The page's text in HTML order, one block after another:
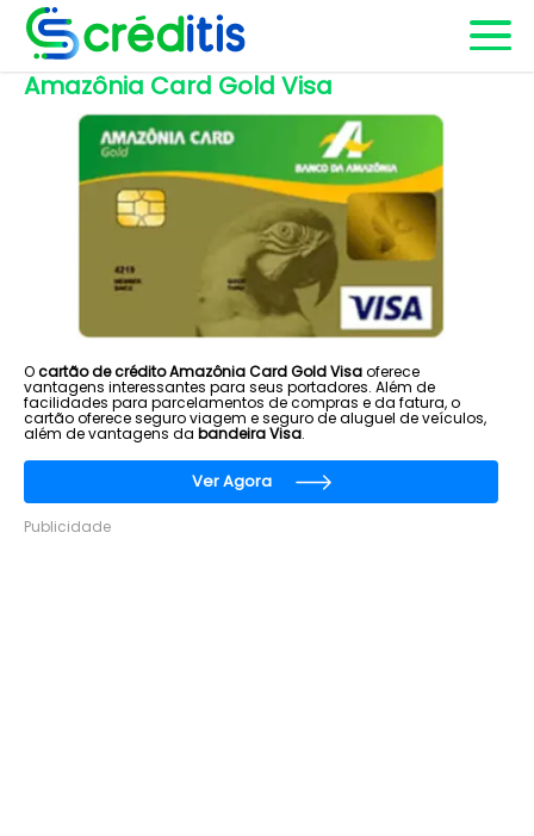
Amazônia Card Gold Visa
Ocartão de crédito Amazônia Card Gold Visaoferece
vantagens interessantes para seus portadores. Além de
facilidades para parcelamentos de compras e da fatura, o
cartão oferece seguro viagem e seguro de aluguel de veículos,
além de vantagens da bandeira Visa.
Ver Agora
Publicidade